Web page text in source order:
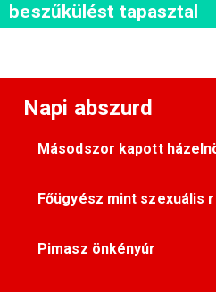
beszűkülést tapasztal
Napi abszurd
Másodszor kapott
Főügyész mint szexuális
Pimasz önkényúr